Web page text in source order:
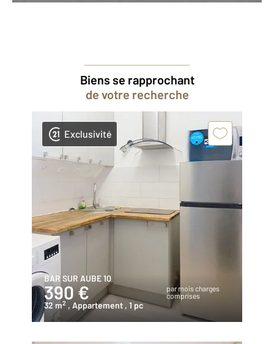
Biens se rapprochant
de votre recherche
Exclusivité
BAR SUR AUBE 10
390 €
par mois charges
comprises
32 m2 , Appartement , 1 pc